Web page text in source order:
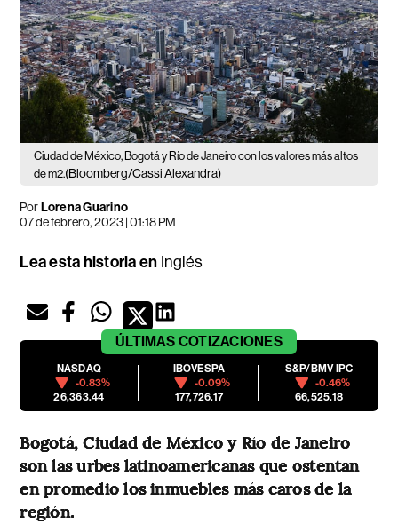
Ciudad de México, Bogotá y Río de Janeiro con los valores más altos
de m2.(Bloomberg/Cassi Alexandra)
PorLorena Guarino
07 de febrero, 2023 | 01:18 PM
Lea esta historia en Inglés
ÚLTIMAS COTIZACIONES
NASDAQ
-0.83%
26,363.44
IBOVESPA
-0.09%
177,726.17
S&P/BMV IPC
-0.46%
66,525.18
Bogotá, Ciudad de México y Río de Janeiro
son las urbes latinoamericanas que ostentan
en promedio los inmuebles más caros de la
región.